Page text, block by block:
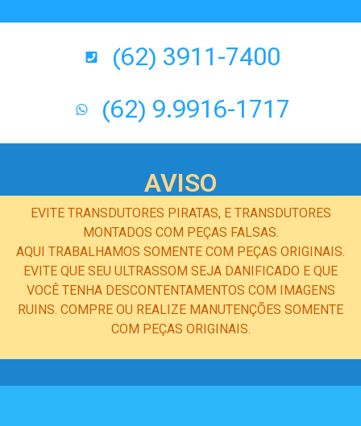
(62) 3911-7400
(62) 9.9916-1717
AVISO
EVITE TRANSDUTORES PIRATAS, E TRANSDUTORES
MONTADOS COM PEÇAS FALSAS.
AQUI TRABALHAMOS SOMENTE COM PEÇAS ORIGINAIS.
EVITE QUE SEU ULTRASSOM SEJA DANIFICADO E QUE
VOCÊ TENHA DESCONTENTAMENTOS COM IMAGENS
RUINS. COMPRE OU REALIZE MANUTENÇÕES SOMENTE
COM PEÇAS ORIGINAIS.